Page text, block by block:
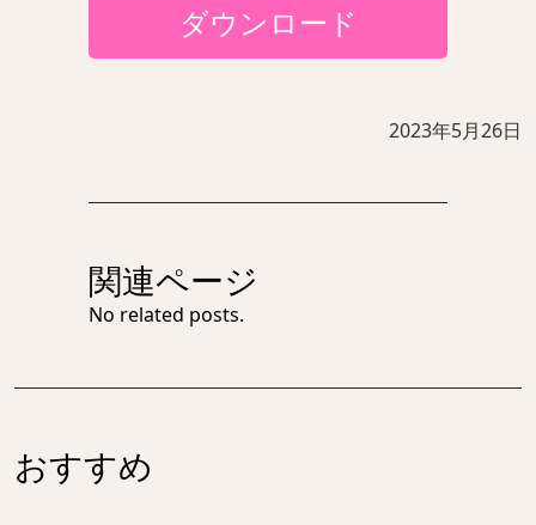
ダウンロード
2023年5月26日
関連ページ
No related posts.
おすすめ